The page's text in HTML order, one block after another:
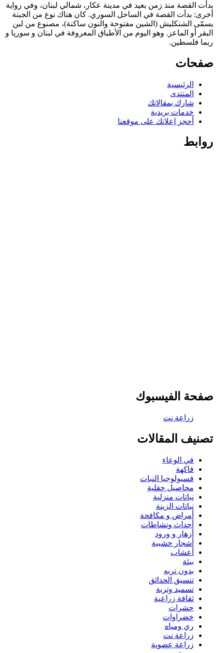
بدأت القصة منذ زمن بعيد في مدينة عكار، شمالي لبنان، وفي رواية
أخرى: بدأت القصة في الساحل السوري. كان هناك نوع من الجبنة
يسمّى الشنكليش (الشين مفتوحة والنون ساكنة)، مصنوع من لبن
البقر أو الماعز. وهو اليوم من الأطباق المعروفة في لبنان و سوريا و
ربما فلسطين.
صفحات
الرئيسية
المنتدى
شارك بمقالاتك
خدمات بريدية
أحجز إعلانك على موقعنا
روابط
صفحة الفيسبوك
تصنيف المقالات
في الوعاء
فاكهة
فسيولوجيا النبات
محاصيل حقلية
نباتات منزلية
نباتات الزينة
أمراض و مكافحة
أحداث ونشاطات
أزهار و ورود
أشجار خشبية
أعشاب
بيئة
بدون تربه
تنسيق الحدائق
تسميد وتربة
ثقافة زراعية
حشرات
خضراوات
ري ومياه
زراعة نت
زراعة عضوية